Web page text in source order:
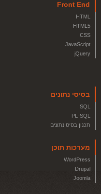
Front End
HTML
HTML5
CSS
JavaScript
jQuery
בסיסי נתונים
SQL
PL-SQL
תכנון בסיס נתונים
מערכות תוכן
WordPress
Drupal
Joomla